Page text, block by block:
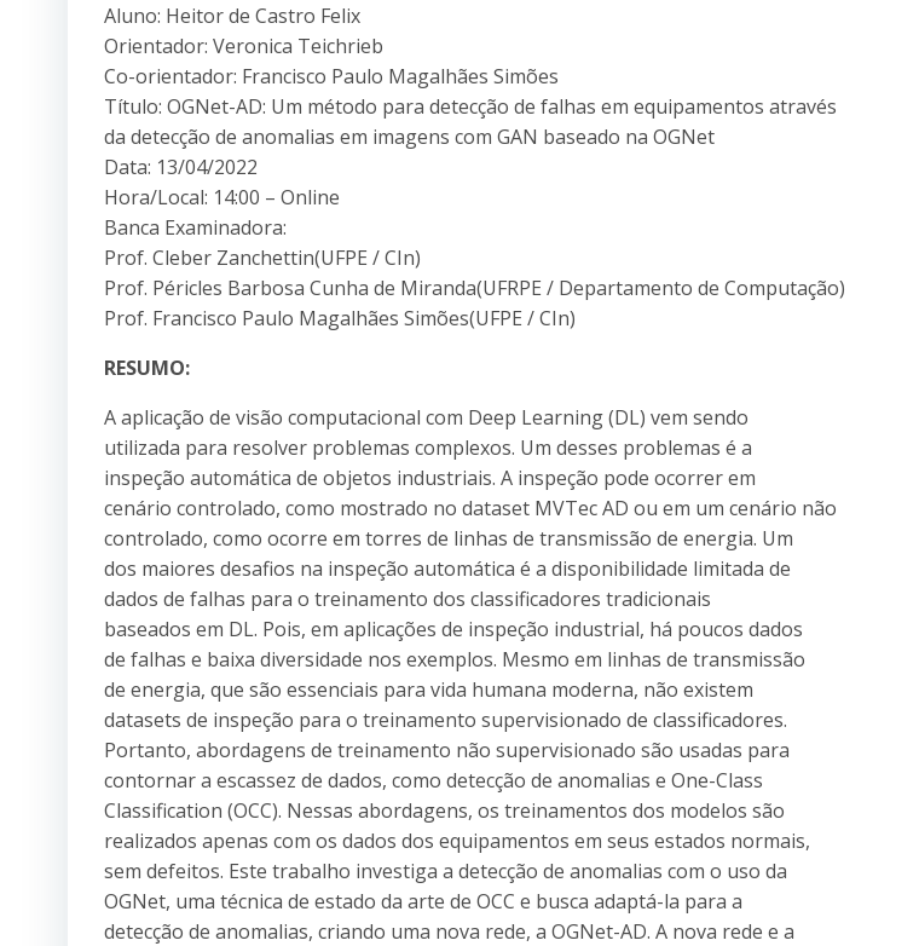
Aluno: Heitor de Castro Felix
Orientador: Veronica Teichrieb
Co-orientador: Francisco Paulo Magalhães Simões
Título: OGNet-AD: Um método para detecção de falhas em equipamentos através
da detecção de anomalias em imagens com GAN baseado na OGNet
Data: 13/04/2022
Hora/Local: 14:00 – Online
Banca Examinadora:
Prof. Cleber Zanchettin(UFPE / CIn)
Prof. Péricles Barbosa Cunha de Miranda(UFRPE / Departamento de Computação)
Prof. Francisco Paulo Magalhães Simões(UFPE / CIn)
RESUMO:
A aplicação de visão computacional com Deep Learning (DL) vem sendo
utilizada para resolver problemas complexos. Um desses problemas é a
inspeção automática de objetos industriais. A inspeção pode ocorrer em
cenário controlado, como mostrado no dataset MVTec AD ou em um cenário não
controlado, como ocorre em torres de linhas de transmissão de energia. Um
dos maiores desafios na inspeção automática é a disponibilidade limitada de
dados de falhas para o treinamento dos classificadores tradicionais
baseados em DL. Pois, em aplicações de inspeção industrial, há poucos dados
de falhas e baixa diversidade nos exemplos. Mesmo em linhas de transmissão
de energia, que são essenciais para vida humana moderna, não existem
datasets de inspeção para o treinamento supervisionado de classificadores.
Portanto, abordagens de treinamento não supervisionado são usadas para
contornar a escassez de dados, como detecção de anomalias e One-Class
Classification (OCC). Nessas abordagens, os treinamentos dos modelos são
realizados apenas com os dados dos equipamentos em seus estados normais,
sem defeitos. Este trabalho investiga a detecção de anomalias com o uso da
OGNet, uma técnica de estado da arte de OCC e busca adaptá-la para a
detecção de anomalias, criando uma nova rede, a OGNet-AD. A nova rede e a